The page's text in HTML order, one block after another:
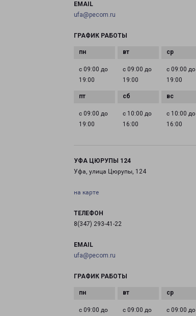
EMAIL
ufa@pecom.ru
ГРАФИК РАБОТЫ
с 09:00 до
19:00
с 09:00 до
19:00
с 09:00 до
19:00
с 09:00 до
19:00
с 10:00 до
16:00
с 10:00 до
16:00
УФА ЦЮРУПЫ 124
Уфа, улица Цюрупы, 124
на карте
ТЕЛЕФОН
8(347) 293-41-22
EMAIL
ufa@pecom.ru
ГРАФИК РАБОТЫ
с 09:00 до с 09:00 до с 09:00 до